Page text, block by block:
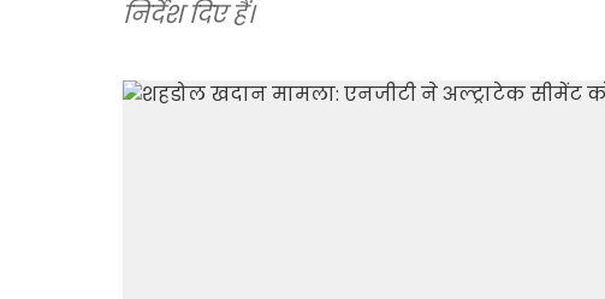
निर्देश दिए हैं।